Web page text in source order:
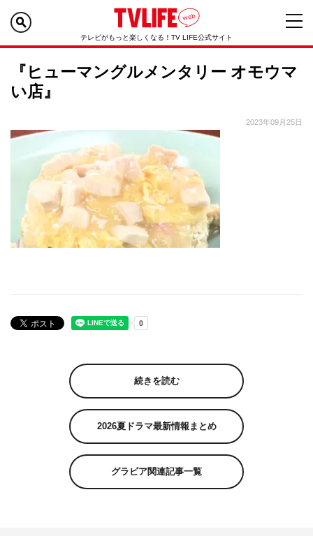
テレビがもっと楽しくなる！TV LIFE公式サイト
『ヒューマングルメンタリー オモウマ
い店』
2023年09月25日
続きを読む
2026夏ドラマ最新情報まとめ
グラビア関連記事一覧